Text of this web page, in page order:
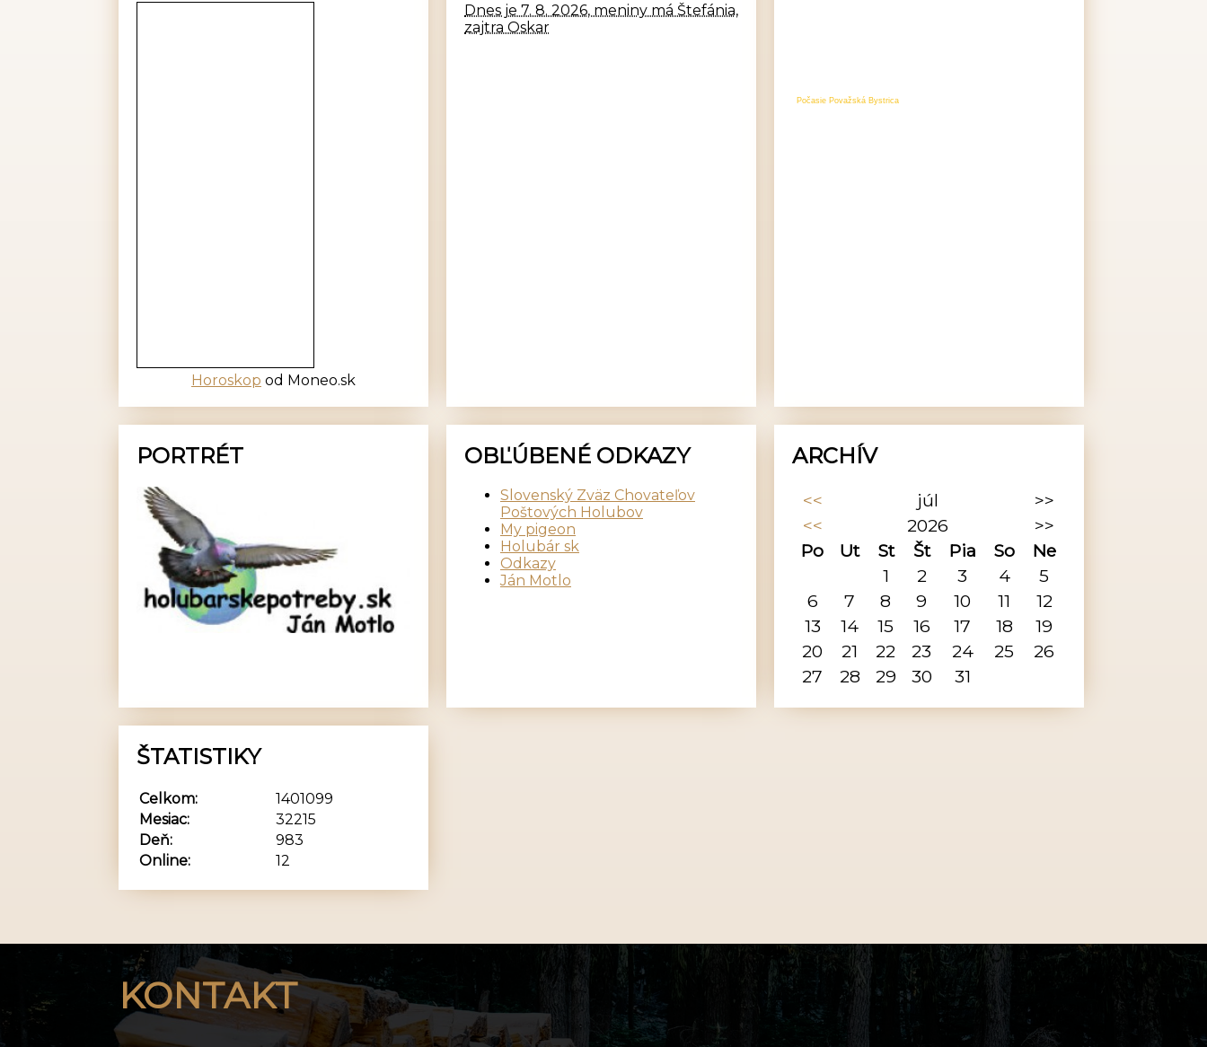
Horoskop od Moneo.sk
Dnes je 7. 8. 2026, meniny má Štefánia,
zajtra Oskar
Počasie Považská Bystrica
PORTRÉT OBĽÚBENÉ ODKAZY
Slovenský Zväz Chovateľov
Poštových Holubov
My pigeon
Holubár sk
Odkazy
Ján Motlo
ARCHÍV
<< júl
>>
<<
2026
>>
Po
Ut St Št Pia So
Ne
1
2 3 4
5
6
7 8 9 10 11
12
13
14 15 16 17 18
19
20
21 22 23 24 25
26
27
28 29 30 31
ŠTATISTIKY
Online: 12
Celkom:
1401099
Mesiac:
32215
Deň:
983
KONTAKT